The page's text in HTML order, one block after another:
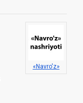
«Navro'z»